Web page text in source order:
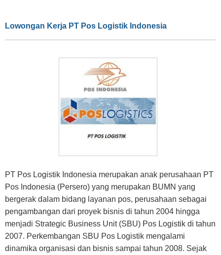
Lowongan Kerja PT Pos Logistik Indonesia
PT Pos Logistik Indonesia merupakan anak perusahaan PT
Pos Indonesia (Persero) yang merupakan BUMN yang
bergerak dalam bidang layanan pos, perusahaan sebagai
pengambangan dari proyek bisnis di tahun 2004 hingga
menjadi Strategic Business Unit (SBU) Pos Logistik di tahun
2007. Perkembangan SBU Pos Logistik mengalami
dinamika organisasi dan bisnis sampai tahun 2008. Sejak